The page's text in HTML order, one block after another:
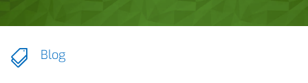
 Blog